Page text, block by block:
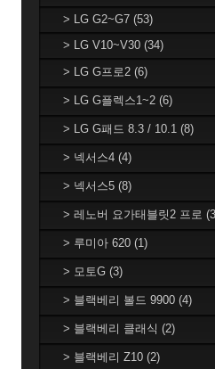
> LG G2~G7 (53)
> LG V10~V30 (34)
> LG G프로2 (6)
> LG G플렉스1~2 (6)
> LG G패드 8.3 / 10.1 (8)
> 넥서스4 (4)
> 넥서스5 (8)
> 레노버 요가태블릿2 프로
> 루미아 620 (1)
> 모토G (3)
> 블랙베리 볼드 9900 (4)
> 블랙베리 클래식 (2)
> 블랙베리 Z10 (2)